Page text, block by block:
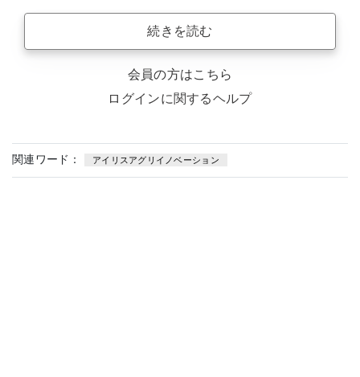
続きを読む
会員の方はこちら
ログインに関するヘルプ
関連ワード： アイリスアグリイノベーション